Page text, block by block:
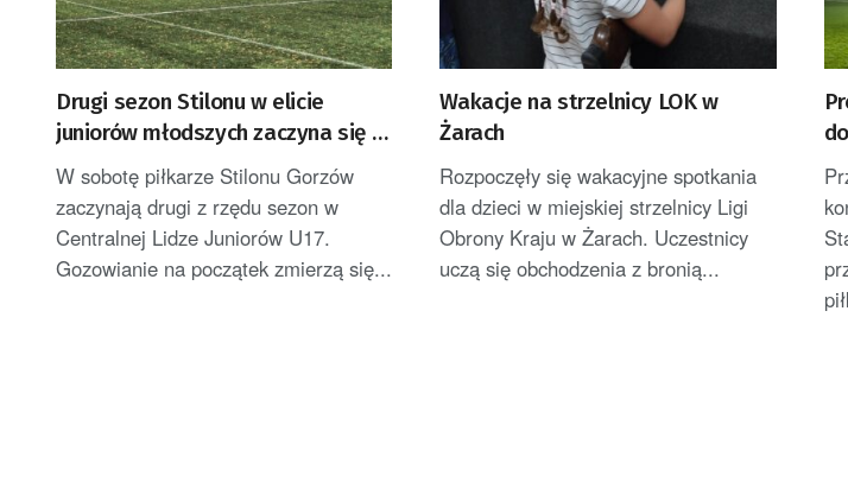
Drugi sezon Stilonu w elicie
juniorów młodszych zaczyna się w
sobotę
W sobotę piłkarze Stilonu Gorzów
zaczynają drugi z rzędu sezon w
Centralnej Lidze Juniorów U17.
Gozowianie na początek zmierzą się...
Wakacje na strzelnicy LOK w
Żarach
Rozpoczęły się wakacyjne spotkania
dla dzieci w miejskiej strzelnicy Ligi
Obrony Kraju w Żarach. Uczestnicy
uczą się obchodzenia z bronią...